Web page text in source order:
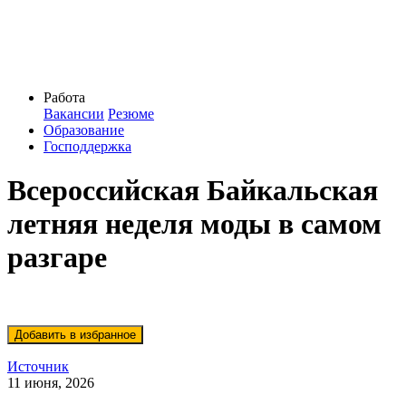
Работа
Вакансии Резюме
Образование
Господдержка
Всероссийская Байкальская
летняя неделя моды в самом
разгаре
Источник
11 июня, 2026